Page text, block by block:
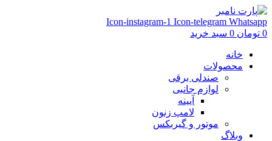
Icon-instagram-1 Icon-telegram Whatsapp
0 تومان 0 سبد خرید
خانه
محصولات
صندلی برقی
لوازم جانبی
آیینه
لامپ زنون
موتور و گیربکس
وبلاگ